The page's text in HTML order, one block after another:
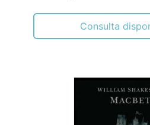
Consulta